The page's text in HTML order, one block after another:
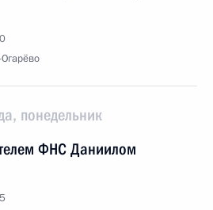
понедельник
ФНС Даниилом